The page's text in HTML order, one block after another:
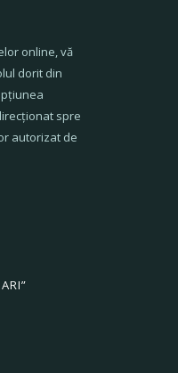
online, vă
dorit din
spre
autorizat de